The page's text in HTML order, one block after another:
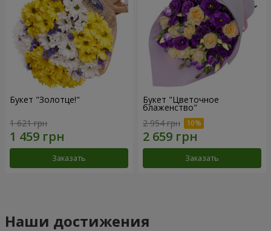
Букет "Золотце!"
1 621 грн
Заказать
Букет "Цветочное
блаженство"
2 954 грн
Заказать
Наши достижения